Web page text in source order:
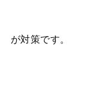
が対策です。